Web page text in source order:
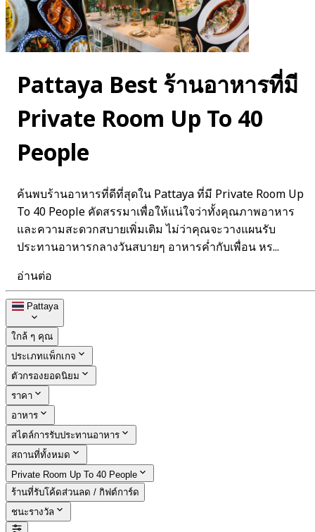
Pattaya Best ร้านอาหารที่มี
Private Room Up To 40
People
ค้นพบร้านอาหารที่ดีที่สุดใน Pattaya ที่มี Private Room Up
To 40 People คัดสรรมาเพื่อให้แน่ใจว่าทั้งคุณภาพอาหาร
และความสะดวกสบายเพิ่มเติม ไม่ว่าคุณจะวางแผนรับ
ประทานอาหารกลางวันสบายๆ อาหารค่ำกับเพื่อน หร...
อ่านต่อ
Pattaya
ใกล้ ๆ คุณ
ประเภทแพ็กเกจ
ตัวกรองยอดนิยม
ราคา
อาหาร
สไตล์การรับประทานอาหาร
สถานที่ทั้งหมด
Private Room Up To 40 People
ร้านที่รับโค้ดส่วนลด / กิฟต์การ์ด
ชนะรางวัล